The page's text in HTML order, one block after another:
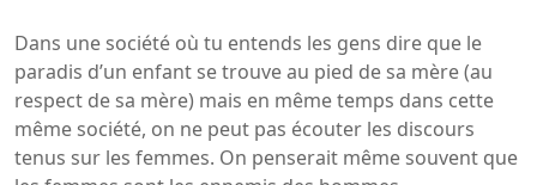
Dans une société où tu entends les gens dire que le
paradis d’un enfant se trouve au pied de sa mère (au
respect de sa mère) mais en même temps dans cette
même société, on ne peut pas écouter les discours
tenus sur les femmes. On penserait même souvent que